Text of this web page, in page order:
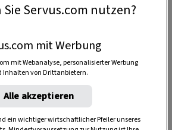
Servus.com nutzen?
mit Werbung
mit Webanalyse, personalisierter Werbung
Inhalten von Drittanbietern.
Alle akzeptieren
ein wichtiger wirtschaftlicher Pfeiler unseres